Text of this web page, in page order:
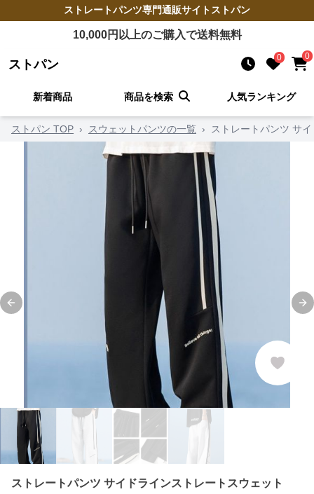
ストレートパンツ専門通販サイト ストパン
10,000円以上のご購入で送料無料
ストパン 0 0
新着商品 商品を検索 人気ランキング
ストパン TOP › スウェットパンツの一覧 › ストレートパンツ サ
Previous slide
ストレートパンツ サイドラインストレートスウェット